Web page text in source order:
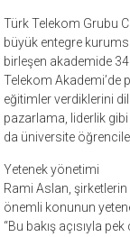
Türk Telekom Grubu
büyük entegre
birleşen akademide
Telekom Akademi’de
eğitimler verdiklerini
pazarlama, liderlik
da üniversite
Yetenek yönetimi
Rami Aslan, şirketlerin
önemli konunun
“Bu bakış açısıyla